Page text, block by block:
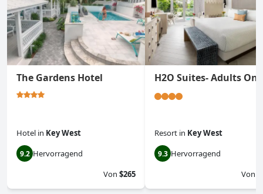
The Gardens Hotel
Hotel in Key West
9.2 Hervorragend
Von $265
H2O Suites- Adults
Resort in Key West
9.3 Hervorragend
Von